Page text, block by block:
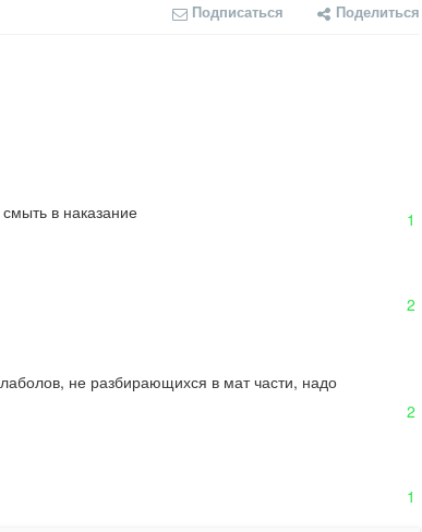
Подписаться Поделиться
в наказание
1
2
не разбирающихся в мат части, надо
2
1